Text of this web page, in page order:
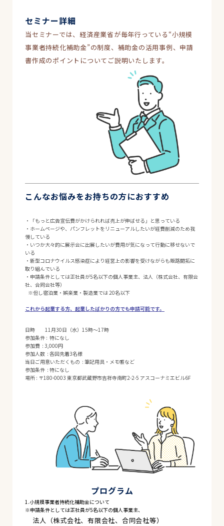
セミナー詳細
当セミナーでは、経済産業省が毎年行っている“小規模
事業者持続化補助金”の制度、補助金の活用事例、申請
書作成のポイントについてご説明いたします。
こんなお悩みをお持ちの方におすすめ
・「もっと広告宣伝費がかけられれば売上が伸ばせる」と思っている
・ホームページや、パンフレットをリニューアルしたいが経費削減のため我
慢している
・いつか大々的に展示会に出展したいが費用が気になって行動に移せないで
いる
・新型コロナウイルス感染症により経営上の影響を受けながらも販路開拓に
取り組んでいる
・申請条件としては正社員が5名以下の個人事業主、法人（株式会社、有限会
社、合同会社等）
※但し宿泊業・娯楽業・製造業では 20名以下
これから起業する方、起業したばかりの方でも申請可能です。
日時 11月30日（水）15時～17時
参加条件 : 特になし
参加費 : 3,000円
参加人数 : 各回先着3名様
当日ご用意いただくもの : 筆記用具・メモ帳など
参加条件 : 特になし
場所 : 〒180-0003 東京都武蔵野市吉祥寺南町2-2-5 アスコーナミエビル6F
プログラム
1.小規模事業者持続化補助金について
※申請条件としては正社員が5名以下の個人事業主、
法人（株式会社、有限会社、合同会社等）